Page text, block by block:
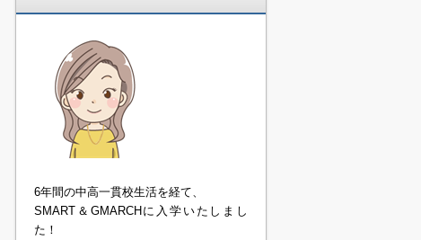
6年間の中高一貫校生活を経て、
SMART＆GMARCHに入学いたしまし
た！